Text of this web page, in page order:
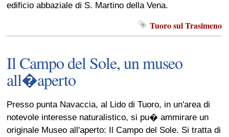
edificio abbaziale di S. Martino della Vena.
Tuoro sul Trasimeno
Il Campo del Sole, un museo
all�aperto
Presso punta Navaccia, al Lido di Tuoro, in un'area di
notevole interesse naturalistico, si pu� ammirare un
originale Museo all'aperto: Il Campo del Sole. Si tratta di